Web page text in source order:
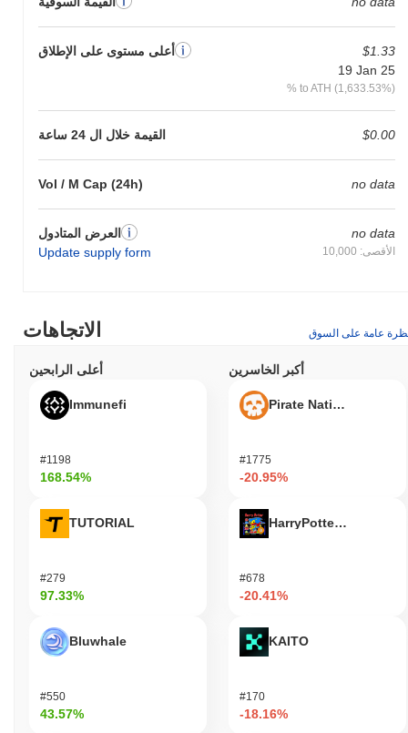
أعلى مستوى على الإطلاق
$1.33
19 Jan 25
% to ATH (1,633.53%)
القيمة خلال ال 24 ساعة $0.00
Vol / M Cap (24h) no data
العرض المتادول
Update supply form
no data
الأقصى: 10,000
الاتجاهات عامة على السوق
أعلى الرابحين
Immunefi
#1198
168.54%
TUTORIAL
#279
97.33%
Bluwhale
#550
43.57%
أكبر الخاسرين
Pirate Nation Token
#1775
-20.95%
#678
-20.41%
KAITO
#170
-18.16%